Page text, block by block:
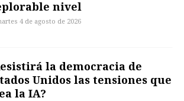
nivel
4 de agosto de 2026
la democracia de
Unidos las tensiones que
la IA?